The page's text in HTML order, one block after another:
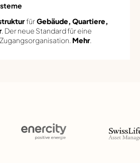
fürGebäude, Quartiere,
. Der neue Standard für eine
Mehr.